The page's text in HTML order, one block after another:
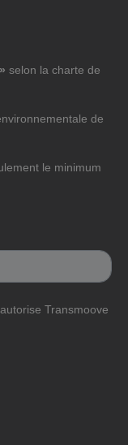
selon la charte de
de
le minimum